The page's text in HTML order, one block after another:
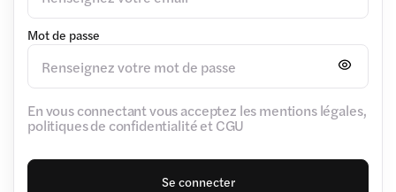
Mot de passe
En vous connectant vous acceptez les mentions légales,
politiques de confidentialité et CGU
Se connecter